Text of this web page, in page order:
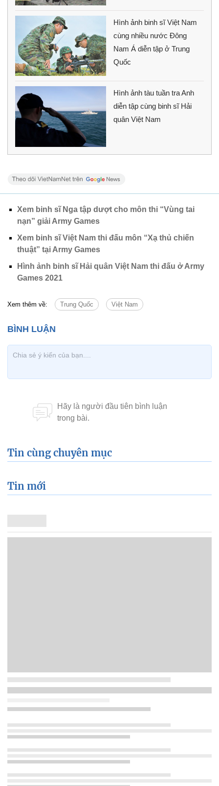
Hình ảnh binh sĩ Việt Nam
cùng nhiều nước Đông
Nam Á diễn tập ở Trung
Quốc
Hình ảnh tàu tuần tra Anh
diễn tập cùng binh sĩ Hải
quân Việt Nam
Xem binh sĩ Nga tập dượt cho môn thi “Vùng tai
nạn” giải Army Games
Xem binh sĩ Việt Nam thi đấu môn “Xạ thủ chiến
thuật” tại Army Games
Hình ảnh binh sĩ Hải quân Việt Nam thi đấu ở Army
Games 2021
Xem thêm về: Trung Quốc Việt Nam
Tin cùng chuyên mục
Tin mới